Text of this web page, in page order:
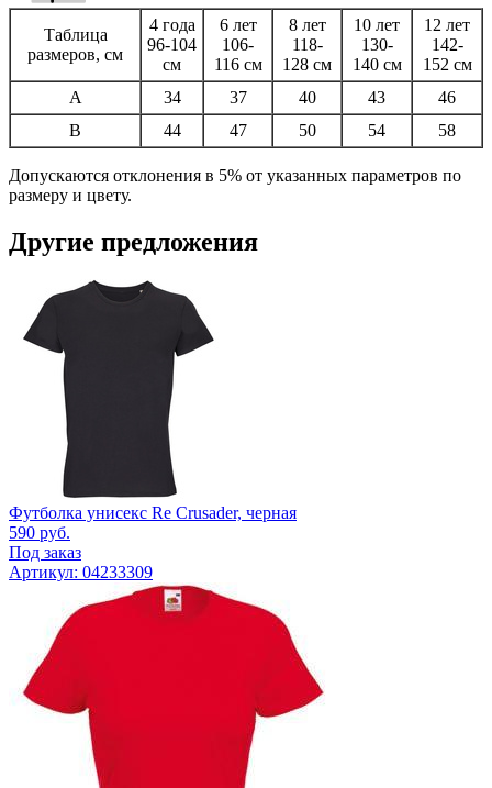
Таблица
размеров, см
4 года
96-104
см
6 лет
106-
116 см
8 лет
118-
128 см
10 лет
130-
140 см
12 лет
142-
152 см
A
34 37 40 43
46
B
44 47 50 54 58
Допускаются отклонения в 5% от указанных параметров по
размеру и цвету.
Другие предложения
Футболка унисекс Re Crusader, черная
590 руб.
Под заказ
Артикул: 04233309